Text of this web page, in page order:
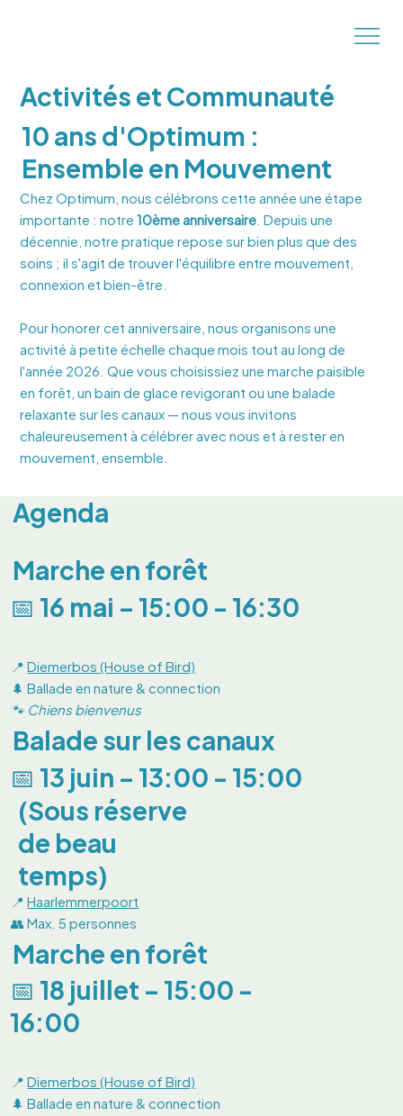
Activités et Communauté
10 ans d'Optimum :
Ensemble en Mouvement
Chez Optimum, nous célébrons cette année une étape
importante : notre10ème anniversaire. Depuis une
décennie, notre pratique repose sur bien plus que des
soins ; il s'agit de trouver l'équilibre entre mouvement,
connexion et bien-être.
Pour honorer cet anniversaire, nous organisons une
activité à petite échelle chaque mois tout au long de
l'année 2026. Que vous choisissiez une marche paisible
en forêt, un bain de glace revigorant ou une balade
relaxante sur les canaux — nous vous invitons
chaleureusement à célébrer avec nous et à rester en
mouvement, ensemble.
Agenda
Marche en forêt
📅 16 mai – 15:00 - 16:30
📍Diemerbos (House of Bird)
🌲 Ballade en nature & connection
🐾 Chiens bienvenus
Balade sur les canaux
📅 13 juin – 13:00 - 15:00
(Sous réserve
de beau
temps)
📍Haarlemmerpoort
👥 Max. 5 personnes
Marche en forêt
📅 18 juillet – 15:00 -
16:00
📍Diemerbos (House of Bird)
🌲 Ballade en nature & connection